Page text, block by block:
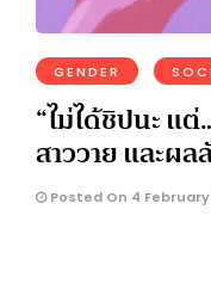
GENDER
“ไม่ได้ชิปนะ แ
สาววาย และผ
Posted On 4 February